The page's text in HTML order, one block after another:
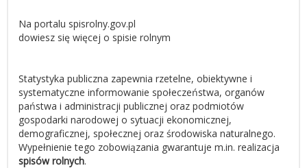
Na portalu spisrolny.gov.pl
dowiesz się więcej o spisie rolnym
Statystyka publiczna zapewnia rzetelne, obiektywne i
systematyczne informowanie społeczeństwa, organów
państwa i administracji publicznej oraz podmiotów
gospodarki narodowej o sytuacji ekonomicznej,
demograficznej, społecznej oraz środowiska naturalnego.
Wypełnienie tego zobowiązania gwarantuje m.in. realizacja
spisów rolnych.